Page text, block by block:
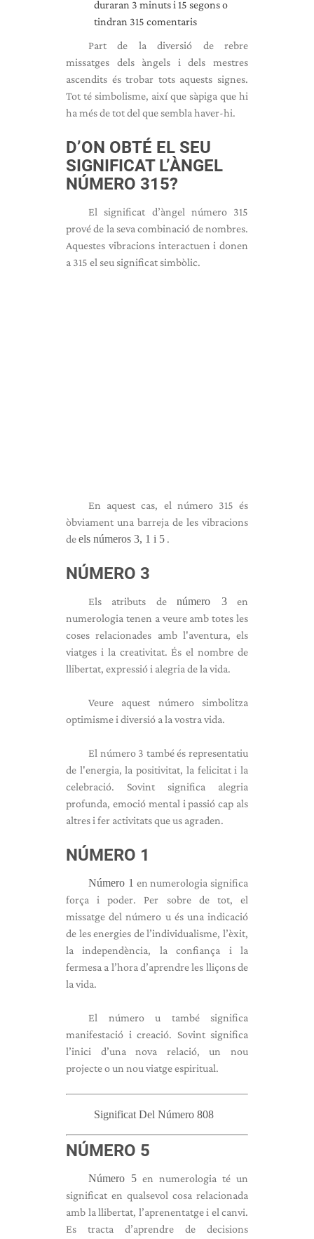
duraran 3 minuts i 15 segons o
tindran 315 comentaris
Part de la diversió de rebre
missatges dels àngels i dels mestres
ascendits és trobar tots aquests signes.
Tot té simbolisme, així que sàpiga que hi
ha més de tot del que sembla haver-hi.
D’ON OBTÉ EL SEU
SIGNIFICAT L’ÀNGEL
NÚMERO 315?
El significat d’àngel número 315
prové de la seva combinació de nombres.
Aquestes vibracions interactuen i donen
a 315 el seu significat simbòlic.
En aquest cas, el número 315 és
òbviament una barreja de les vibracions
deels números 3, 1 i 5 .
NÚMERO 3
Els atributs denúmero 3en
numerologia tenen a veure amb totes les
coses relacionades amb l'aventura, els
viatges i la creativitat. És el nombre de
llibertat, expressió i alegria de la vida.
Veure aquest número simbolitza
optimisme i diversió a la vostra vida.
El número 3 també és representatiu
de l'energia, la positivitat, la felicitat i la
celebració. Sovint significa alegria
profunda, emoció mental i passió cap als
altres i fer activitats que us agraden.
NÚMERO 1
Número 1 en numerologia significa
força i poder. Per sobre de tot, el
missatge del número u és una indicació
de les energies de l’individualisme, l’èxit,
la independència, la confiança i la
fermesa a l’hora d’aprendre les lliçons de
la vida.
El número u també significa
manifestació i creació. Sovint significa
l’inici d’una nova relació, un nou
projecte o un nou viatge espiritual.
Significat Del Número 808
NÚMERO 5
Número 5 en numerologia té un
significat en qualsevol cosa relacionada
amb la llibertat, l’aprenentatge i el canvi.
Es tracta d’aprendre de decisions